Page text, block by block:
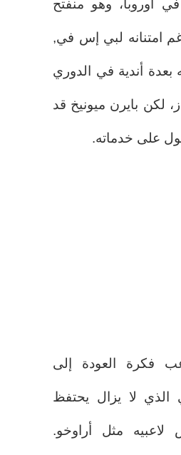
أوروبا، وهو منفتح
امتنانه لبي إس في,
بعدة أندية في الدوري
لكن بايرن ميونيخ قد
على خدماته.
فكرة العودة إلى
الذي لا يزال يحتفظ
لاعبيه مثل أراوخو.